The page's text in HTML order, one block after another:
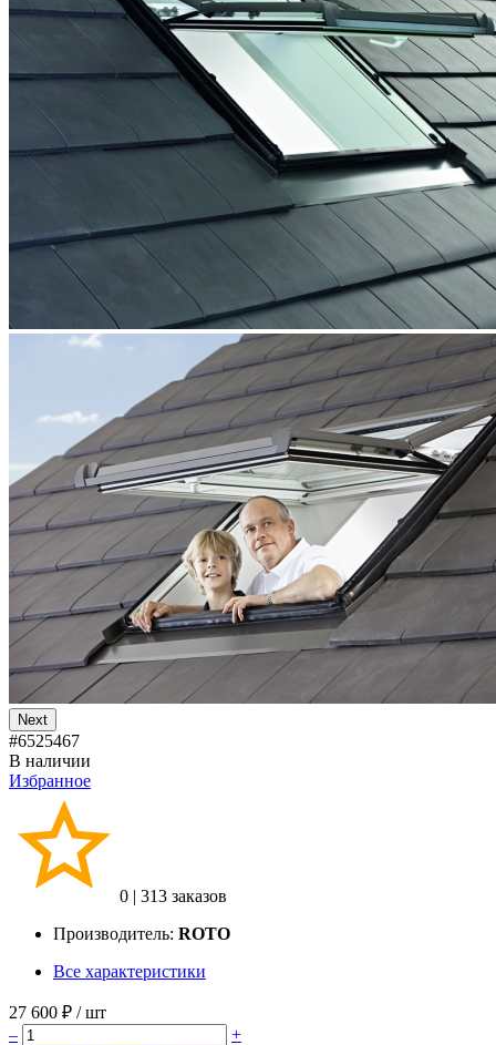
Next
#6525467
В наличии
Избранное
0 | 313 заказов
Производитель: ROTO
Все характеристики
27 600 ₽ / шт
–
+